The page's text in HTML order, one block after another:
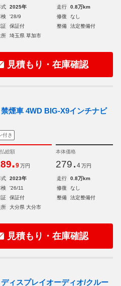
式 2025年 走行
0.8万km
検
'28/9 修復
なし
証
保証付 整備
法定整備付
所
埼玉県 草加市
見積もり・在庫確認
煙車 4WD BIG-X9インチナビ
付き
総額
.9 万円
本体価格
279. 4 万円
式 2023年 走行
0.8万km
検
'26/11 修復
なし
証
保証付 整備
法定整備付
所
大分県 大分市
見積もり・在庫確認
ィスプレイオーディオ/クルー